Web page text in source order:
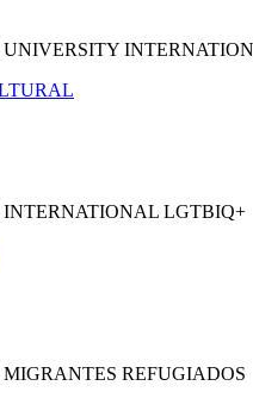
LGTBIQ+
REFUGIADOS